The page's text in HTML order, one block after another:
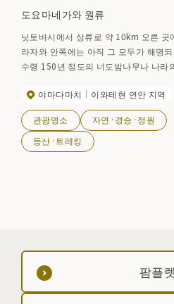
도요마네가와 원류
닛토바시에서 상류로 약 10km 오른 곳
라자와 안쪽에는 아직 그 모두가 해명
수령 150년 정도의 너도밤나무나 나라
흐르는 토요마네가와 원류. 사와에서 맥
류는 원류와 합류해, 키타가미 산지의
쓰가루 이시카와의 지류가 된다. 푸른
에는 선명한 단풍이 되어 산들을 물들여
덮인다. 그것을 여러 번 반복 풍부한 대
야마다마치 이와테현 연안 지역
관광명소
자연·경승·정원
등산·트레킹
팜플렛